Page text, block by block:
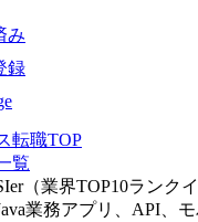
み
録
転職TOP
覧
（業界TOP10ランク
業務アプリ、API、